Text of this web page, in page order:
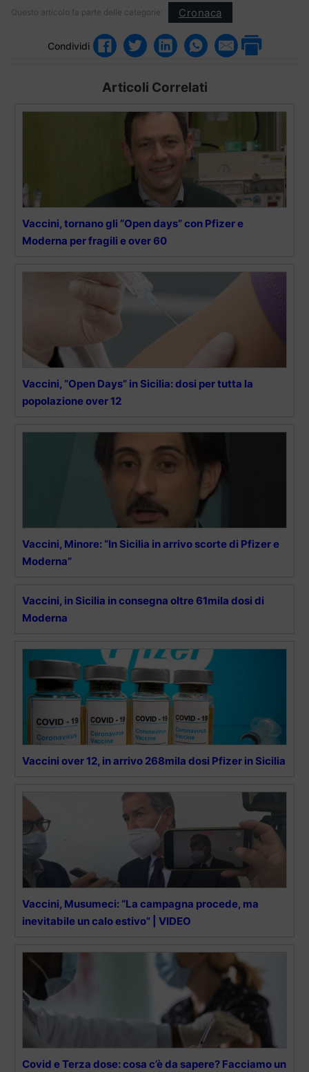
Questo articolo fa parte delle categorie: Cronaca
Condividi
Articoli Correlati
Vaccini, tornano gli “Open days” con Pfizer e
Moderna per fragili e over 60
Vaccini, “Open Days” in Sicilia: dosi per tutta la
popolazione over 12
Vaccini, Minore: “In Sicilia in arrivo scorte di Pfizer e
Moderna”
Vaccini, in Sicilia in consegna oltre 61mila dosi di
Moderna
Vaccini over 12, in arrivo 268mila dosi Pfizer in Sicilia
Vaccini, Musumeci: “La campagna procede, ma
inevitabile un calo estivo” | VIDEO
Covid e Terza dose: cosa c’è da sapere? Facciamo un